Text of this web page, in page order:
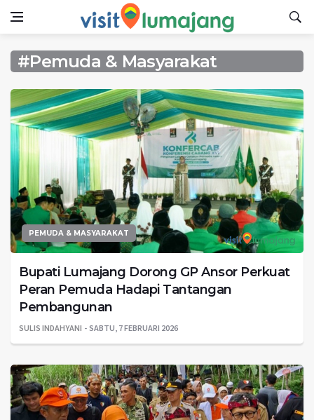
#Pemuda & Masyarakat
PEMUDA & MASYARAKAT
Bupati Lumajang Dorong GP Ansor Perkuat
Peran Pemuda Hadapi Tantangan
Pembangunan
SULIS INDAHYANI SABTU, 7 FEBRUARI 2026